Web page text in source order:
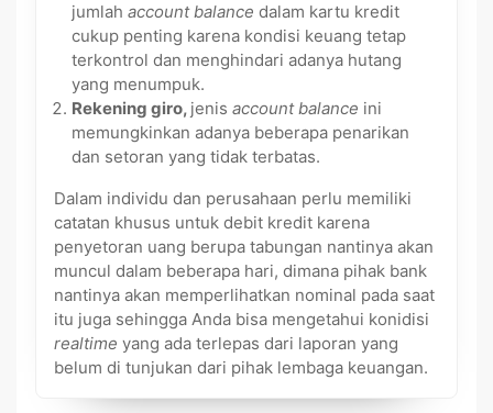
jumlah account balance dalam kartu kredit
cukup penting karena kondisi keuang tetap
terkontrol dan menghindari adanya hutang
yang menumpuk.
Rekening giro, jenis account balance ini
memungkinkan adanya beberapa penarikan
dan setoran yang tidak terbatas.
Dalam individu dan perusahaan perlu memiliki
catatan khusus untuk debit kredit karena
penyetoran uang berupa tabungan nantinya akan
muncul dalam beberapa hari, dimana pihak bank
nantinya akan memperlihatkan nominal pada saat
itu juga sehingga Anda bisa mengetahui konidisi
realtime yang ada terlepas dari laporan yang
belum di tunjukan dari pihak lembaga keuangan.